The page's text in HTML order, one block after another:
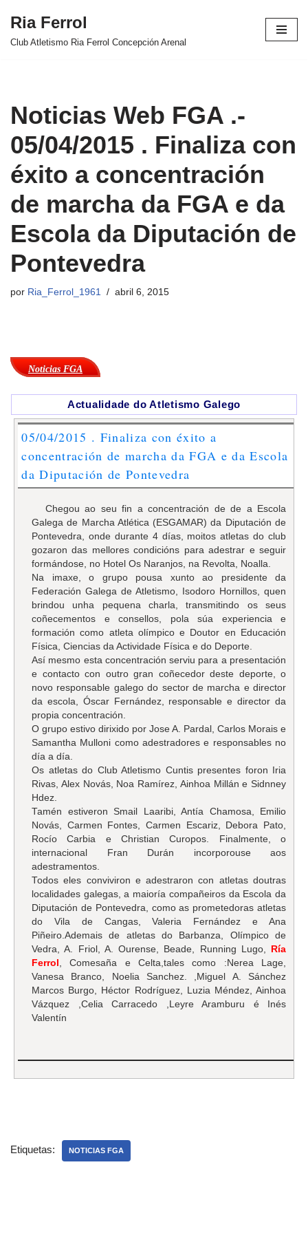
Saltar
Ria Ferrol
Club Atletismo Ria Ferrol Concepción Arenal
Noticias Web FGA .-
05/04/2015 . Finaliza con
éxito a concentración
de marcha da FGA e da
Escola da Diputación de
Pontevedra
por Ria_Ferrol_1961 abril 6, 2015
Noticias FGA
Actualidade do Atletismo Galego
05/04/2015 . Finaliza con éxito a
concentración de marcha da FGA e da Escola
da Diputación de Pontevedra
Chegou ao seu fin a concentración de de a Escola
Galega de Marcha Atlética (ESGAMAR) da Diputación de
Pontevedra, onde durante 4 días, moitos atletas do club
gozaron das mellores condicións para adestrar e seguir
formándose, no Hotel Os Naranjos, na Revolta, Noalla.
Na imaxe, o grupo pousa xunto ao presidente da
Federación Galega de Atletismo, Isodoro Hornillos, quen
brindou unha pequena charla, transmitindo os seus
coñecementos e consellos, pola súa experiencia e
formación como atleta olímpico e Doutor en Educación
Física, Ciencias da Actividade Física e do Deporte.
Así mesmo esta concentración serviu para a presentación
e contacto con outro gran coñecedor deste deporte, o
novo responsable galego do sector de marcha e director
da escola, Óscar Fernández, responsable e director da
propia concentración.
O grupo estivo dirixido por Jose A. Pardal, Carlos Morais e
Samantha Mulloni como adestradores e responsables no
día a día.
Os atletas do Club Atletismo Cuntis presentes foron Iria
Rivas, Alex Novás, Noa Ramírez, Ainhoa Millán e Sidnney
Hdez.
Tamén estiveron Smail Laaribi, Antía Chamosa, Emilio
Novás, Carmen Fontes, Carmen Escariz, Debora Pato,
Rocío Carbia e Christian Curopos. Finalmente, o
internacional Fran Durán incorporouse aos
adestramentos.
Todos eles conviviron e adestraron con atletas doutras
localidades galegas, a maioría compañeiros da Escola da
Diputación de Pontevedra, como as prometedoras atletas
do Vila de Cangas, Valeria Fernández e Ana
Piñeiro.Ademais de atletas do Barbanza, Olímpico de
Vedra, A. Friol, A. Ourense, Beade, Running Lugo, Ría
Ferrol , Comesaña e Celta,tales como :Nerea Lage,
Vanesa Branco, Noelia Sanchez. ,Miguel A. Sánchez
Marcos Burgo, Héctor Rodríguez, Luzia Méndez, Ainhoa
Vázquez ,Celia Carracedo ,Leyre Aramburu é Inés
Valentín
Etiquetas: NOTICIAS FGA